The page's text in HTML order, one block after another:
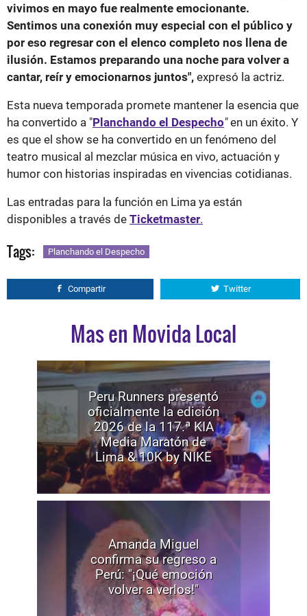
vivimos en mayo fue realmente emocionante.
Sentimos una conexión muy especial con el público y
por eso regresar con el elenco completo nos llena de
ilusión. Estamos preparando una noche para volver a
cantar, reír y emocionarnos juntos", expresó la actriz.
Esta nueva temporada promete mantener la esencia que
ha convertido a "Planchando el Despecho"en un éxito. Y
es que el show se ha convertido en un fenómeno del
teatro musical al mezclar música en vivo, actuación y
humor con historias inspiradas en vivencias cotidianas.
Las entradas para la función en Lima ya están
disponibles a través de Ticketmaster.
Tags: Planchando el Despecho
Compartir Twitter
Mas en Movida Local
Peru Runners presentó
oficialmente la edición
2026 de la 117.ª KIA
Media Maratón de
Lima & 10K by NIKE
Amanda Miguel
confirma su regreso a
Perú: "¡Qué emoción
volver a verlos!"